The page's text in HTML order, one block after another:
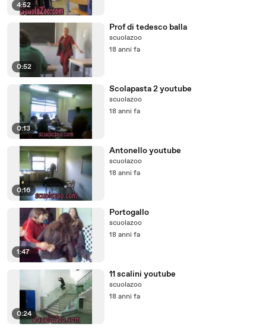
4:52
0:52
Prof di tedesco balla
scuolazoo
18 anni fa
0:13
Scolapasta 2 youtube
scuolazoo
18 anni fa
0:16
Antonello youtube
scuolazoo
18 anni fa
1:47
Portogallo
scuolazoo
18 anni fa
0:24
11 scalini youtube
scuolazoo
18 anni fa